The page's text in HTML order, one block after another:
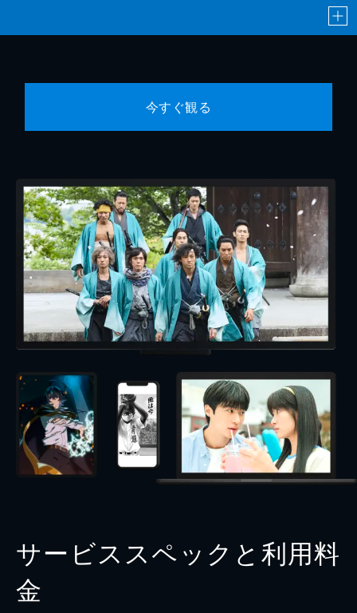
今すぐ観る
サービススペックと利用料
金